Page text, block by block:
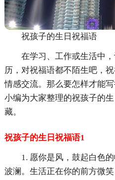
祝孩子的生日祝福语
在学习、工作或生活中
历，对祝福语都不陌生吧，
情感交流。那么要怎样才能
小编为大家整理的祝孩子的
藏。
祝孩子的生日祝福语1
1. 愿你是风，鼓起白色
波澜。生活正在你的前方微